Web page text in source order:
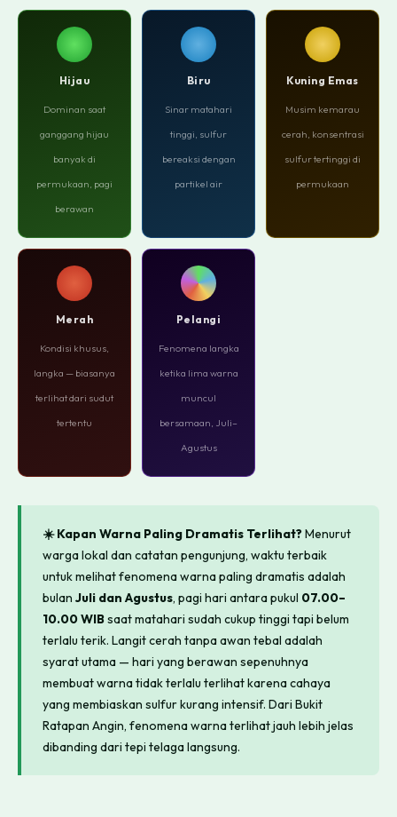
Hijau
Dominan saat
ganggang hijau
banyak di
permukaan, pagi
berawan
Biru
Sinar matahari
tinggi, sulfur
bereaksi dengan
partikel air
Kuning Emas
Musim kemarau
cerah, konsentrasi
sulfur tertinggi di
permukaan
Merah
Kondisi khusus,
langka — biasanya
terlihat dari sudut
tertentu
Pelangi
Fenomena langka
ketika lima warna
muncul
bersamaan, Juli–
Agustus
☀️ Kapan Warna Paling Dramatis Terlihat?Menurut
warga lokal dan catatan pengunjung, waktu terbaik
untuk melihat fenomena warna paling dramatis adalah
bulan Juli dan Agustus, pagi hari antara pukul 07.00–
10.00 WIBsaat matahari sudah cukup tinggi tapi belum
terlalu terik. Langit cerah tanpa awan tebal adalah
syarat utama — hari yang berawan sepenuhnya
membuat warna tidak terlalu terlihat karena cahaya
yang membiaskan sulfur kurang intensif. Dari Bukit
Ratapan Angin, fenomena warna terlihat jauh lebih jelas
dibanding dari tepi telaga langsung.